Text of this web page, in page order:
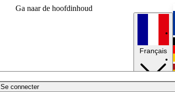
Ga naar de hoofdinhoud
Se connecter
Français